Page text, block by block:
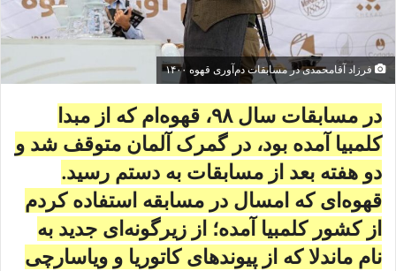
فرزاد آقامحمدی در مسابقات دم‌آوری قهوه ۱۴۰۰
در مسابقات سال ۹۸، قهوه‌ام که از مبدا
کلمبیا آمده بود، در گمرک آلمان متوقف شد و
دو هفته بعد از مسابقات به دستم رسید.
قهوه‌ای که امسال در مسابقه استفاده کردم
از کشور کلمبیا آمده؛ از زیرگونه‌ای جدید به
نام ماندلا که از پیوند‌های کاتوریا و ویاسارچی